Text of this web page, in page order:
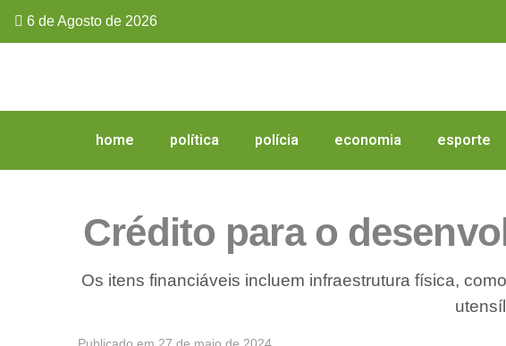
6 de Agosto de 2026
home política polícia economia esporte
Crédito para o
Os itens financiáveis incluem infraestrutura física,